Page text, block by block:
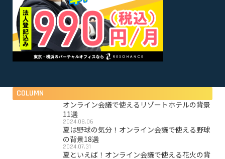
COLUMN
オンライン会議で使えるリゾートホテルの背景
11選
2024.08.06
夏は野球の気分！オンライン会議で使える野球
の背景18選
2024.07.31
夏といえば！オンライン会議で使える花火の背